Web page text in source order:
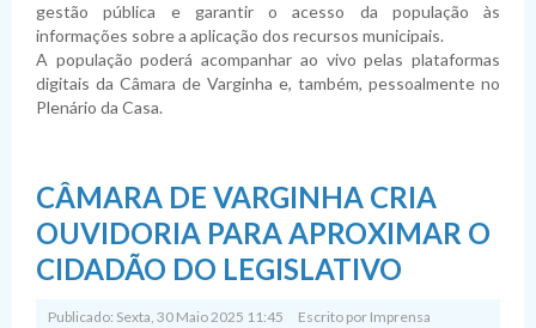
gestão pública e garantir o acesso da população às
informações sobre a aplicação dos recursos municipais.
A população poderá acompanhar ao vivo pelas plataformas
digitais da Câmara de Varginha e, também, pessoalmente no
Plenário da Casa.
CÂMARA DE VARGINHA CRIA
OUVIDORIA PARA APROXIMAR O
CIDADÃO DO LEGISLATIVO
Publicado: Sexta, 30 Maio 2025 11:45 Escrito por Imprensa